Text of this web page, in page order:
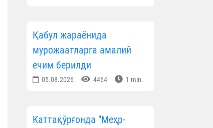
Қабул жараёнида
мурожаатларга амалий
ечим берилди
05.08.2026 4464 1 min.
Каттақўрғонда "Меҳр-